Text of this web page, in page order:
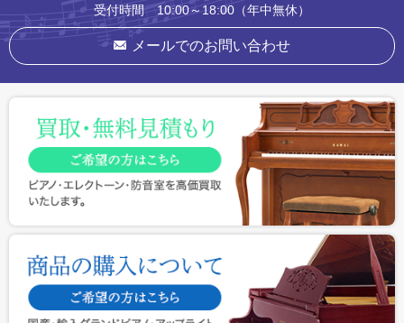
受付時間 10:00～18:00（年中無休）
メールでのお問い合わせ